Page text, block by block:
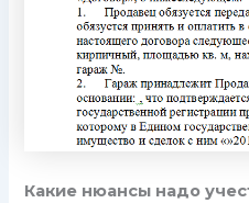
Какие нюансы надо